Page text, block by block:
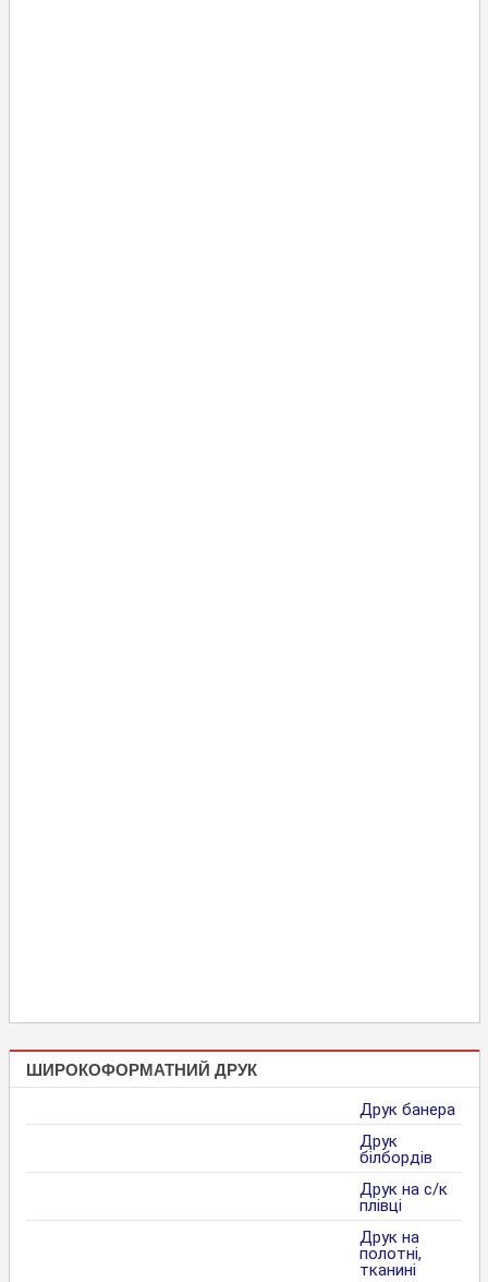
ШИРОКОФОРМАТНИЙ ДРУК
Друк банера
Друк
білбордів
Друк на с/к
плівці
Друк на
полотні,
тканині